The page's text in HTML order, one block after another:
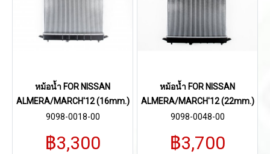
หม้อน้ำ FOR NISSAN
ALMERA/MARCH'12 (16mm.)
9098-0018-00
฿3,300
หม้อน้ำ FOR NISSAN
ALMERA/MARCH'12 (22mm.)
9098-0048-00
฿3,700